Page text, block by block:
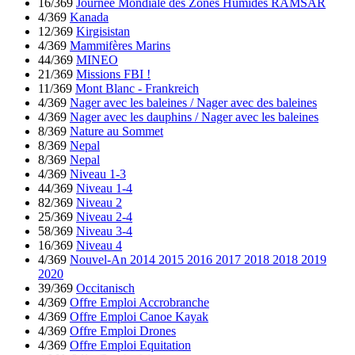
16/369 Journée Mondiale des Zones Humides RAMSAR
4/369 Kanada
12/369 Kirgisistan
4/369 Mammifères Marins
44/369 MINEO
21/369 Missions FBI !
11/369 Mont Blanc - Frankreich
4/369 Nager avec les baleines / Nager avec des baleines
4/369 Nager avec les dauphins / Nager avec les baleines
8/369 Nature au Sommet
8/369 Nepal
8/369 Nepal
4/369 Niveau 1-3
44/369 Niveau 1-4
82/369 Niveau 2
25/369 Niveau 2-4
58/369 Niveau 3-4
16/369 Niveau 4
4/369 Nouvel-An 2014 2015 2016 2017 2018 2018 2019
2020
39/369 Occitanisch
4/369 Offre Emploi Accrobranche
4/369 Offre Emploi Canoe Kayak
4/369 Offre Emploi Drones
4/369 Offre Emploi Equitation